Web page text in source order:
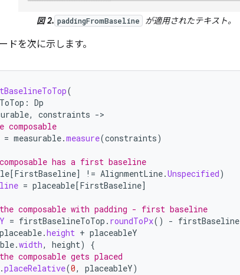
図 2. paddingFromBaseline が適用されたテキスト。
ドを次に示します。
(
: Dp
, constraints -
composable
= measurable.measure(constraints)
has a first baseline
[FirstBaseline] != AlignmentLine.Unspecified)
= placeable [FirstBaseline]
composable with padding - first baseline
= firstBaselineToTop . roundToPx() - firstBaseline
placeable.height + placeableY
.width, height)
{
composable gets placed
.placeRelative(0, placeableY)